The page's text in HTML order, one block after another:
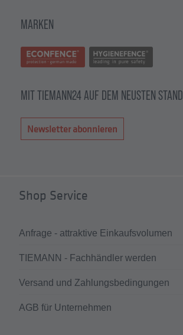
MARKEN
MIT TIEMANN24 AUF DEM NEUSTEN STAND
Newsletter abonnieren
Shop Service
Anfrage - attraktive Einkaufsvolumen
TIEMANN - Fachhändler werden
Versand und Zahlungsbedingungen
AGB für Unternehmen